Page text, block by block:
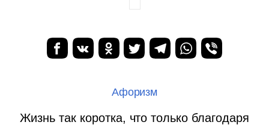
Афоризм
Жизнь так коротка, что только благодаря